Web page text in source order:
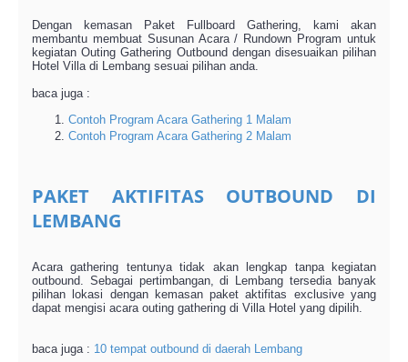
Dengan kemasan Paket Fullboard Gathering, kami akan
membantu membuat Susunan Acara / Rundown Program untuk
kegiatan Outing Gathering Outbound dengan disesuaikan pilihan
Hotel Villa di Lembang sesuai pilihan anda.
baca juga :
Contoh Program Acara Gathering 1 Malam
Contoh Program Acara Gathering 2 Malam
PAKET AKTIFITAS OUTBOUND DI
LEMBANG
Acara gathering tentunya tidak akan lengkap tanpa kegiatan
outbound. Sebagai pertimbangan, di Lembang tersedia banyak
pilihan lokasi dengan kemasan paket aktifitas exclusive yang
dapat mengisi acara outing gathering di Villa Hotel yang dipilih.
baca juga : 10 tempat outbound di daerah Lembang